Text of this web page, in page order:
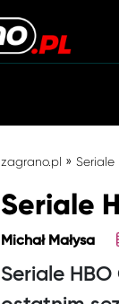
zagrano.pl » Seriale
Seriale
Michał Małysa
Seriale